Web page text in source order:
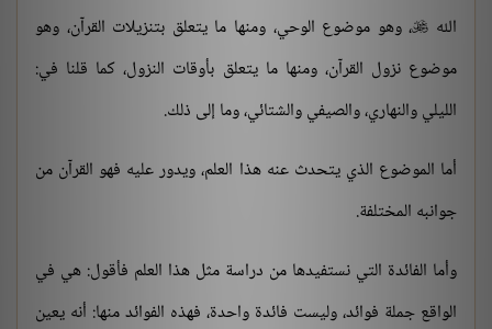
الله ، وهو موضوع الوحي، ومنها ما يتعلق بتنزيلات القرآن، وهو
موضوع نزول القرآن، ومنها ما يتعلق بأوقات النزول، كما قلنا في:
الليلي والنهاري، والصيفي والشتائي، وما إلى ذلك.
أما الموضوع الذي يتحدث عنه هذا العلم، ويدور عليه فهو القرآن من
جوانبه المختلفة.
وأما الفائدة التي نستفيدها من دراسة مثل هذا العلم فأقول: هي في
الواقع جملة فوائد، وليست فائدة واحدة، فهذه الفوائد منها: أنه يعين